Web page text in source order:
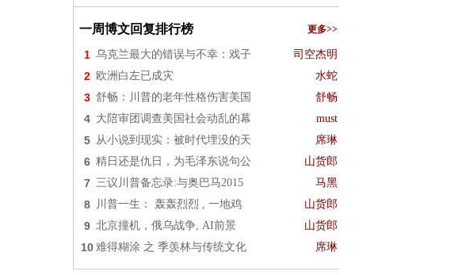
一周博文回复排行榜 更多>>
1 乌克兰最大的错误与不幸：戏子 司空杰明
2 欧洲白左已成灾 水蛇
3 舒畅：川普的老年性格伤害美国 舒畅
4 大陪审团调查美国社会动乱的幕 must
5 从小说到现实：被时代埋没的天 席琳
6 精日还是仇日，为毛泽东说句公 山货郎
7 三议川普备忘录:与奥巴马2015 马黑
8 川普一生： 轰轰烈烈 , 一地鸡 山货郎
9 北京撞机，俄乌战争, AI前景 山货郎
10 难得糊涂 之 季羡林与传统文化 席琳